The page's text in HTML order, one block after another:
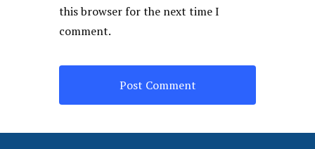
this browser for the next time I
comment.